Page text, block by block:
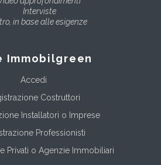
Interviste
in base alle esigenze
Immobilgreen
Accedi
Costruttori
Installatori o Imprese
Professionisti
Privati o Agenzie Immobiliari